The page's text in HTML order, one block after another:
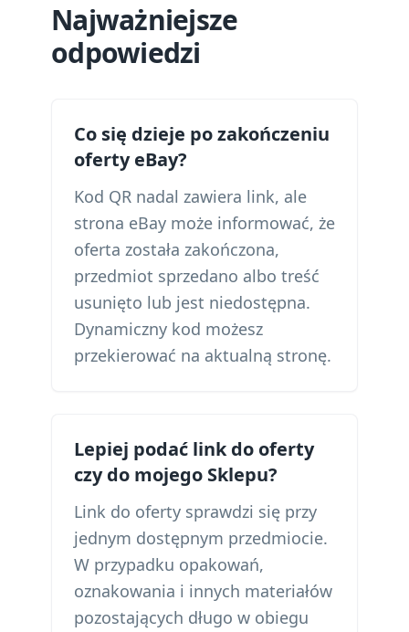
Najważniejsze
odpowiedzi
Co się dzieje po zakończeniu
oferty eBay?
Kod QR nadal zawiera link, ale
strona eBay może informować, że
oferta została zakończona,
przedmiot sprzedano albo treść
usunięto lub jest niedostępna.
Dynamiczny kod możesz
przekierować na aktualną stronę.
Lepiej podać link do oferty
czy do mojego Sklepu?
Link do oferty sprawdzi się przy
jednym dostępnym przedmiocie.
W przypadku opakowań,
oznakowania i innych materiałów
pozostających długo w obiegu